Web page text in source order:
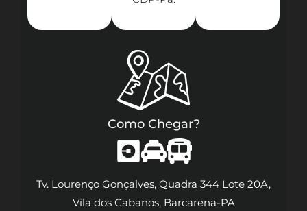
Como Chegar?
Tv. Lourenço Gonçalves, Quadra 344 Lote 20A,
Vila dos Cabanos, Barcarena-PA